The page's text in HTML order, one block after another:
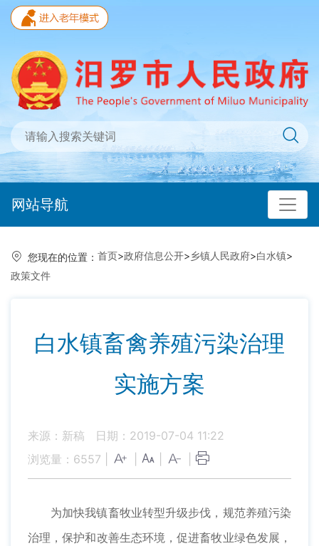
网站导航
您现在的位置： 首页>政府信息公开>乡镇人民政府>白水镇>
政策文件
白水镇畜禽养殖污染治理
实施方案
来源：新稿
日期：2019-07-04 11:22
浏览量： 6557
为加快我镇畜牧业转型升级步伐，规范养殖污染
治理，保护和改善生态环境，促进畜牧业绿色发展，